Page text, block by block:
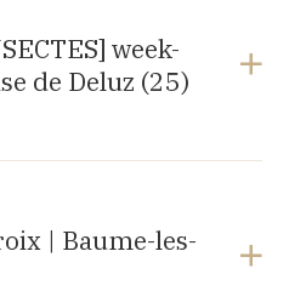
Laissey
week-
de Deluz (25)
| Baume-les-